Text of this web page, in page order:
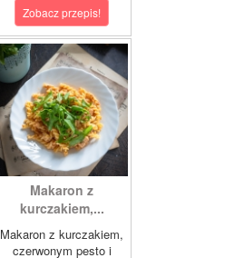
Zobacz przepis!
Makaron z
kurczakiem,...
Makaron z kurczakiem,
czerwonym pesto i